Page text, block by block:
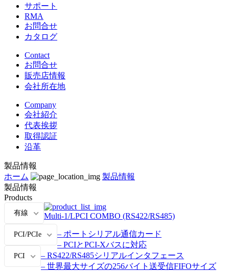
サポート
RMA
お問合せ
カタログ
Contact
お問合せ
販売店情報
会社所在地
Company
会社紹介
代表挨拶
取得認証
沿革
製品情報
ホーム
製品情報
製品情報
Products
有線
PCI/PCIe
PCI
Multi-1/LPCI COMBO (RS422/RS485)
– ポートシリアル通信カード
– PCIとPCI-Xバスに対応
– RS422/RS485シリアルインタフェース
– 世界最大サイズの256バイト送受信FIFOサイズ